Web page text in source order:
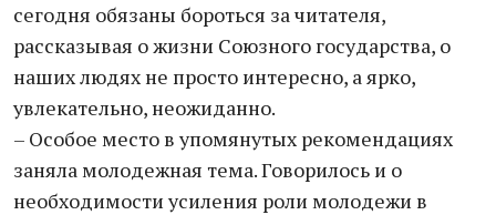
сегодня обязаны бороться за читателя,
рассказывая о жизни Союзного государства, о
наших людях не просто интересно, а ярко,
увлекательно, неожиданно.
– Особое место в упомянутых рекомендациях
заняла молодежная тема. Говорилось и о
необходимости усиления роли молодежи в